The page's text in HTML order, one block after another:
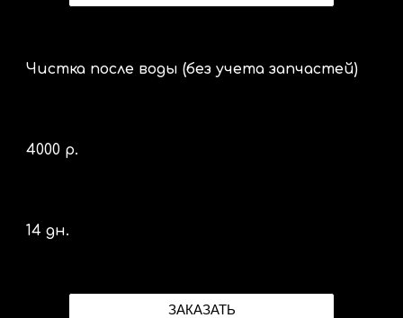
Чистка после воды (без учета запчастей)
4000 р.
14 дн.
ЗАКАЗАТЬ